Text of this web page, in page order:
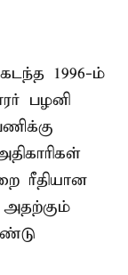
1996-ம்
பழனி
ரீதியான
அதற்கும்